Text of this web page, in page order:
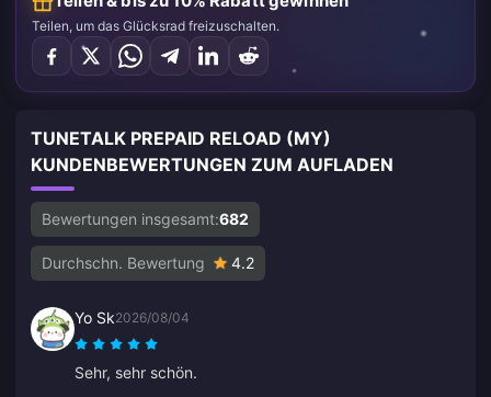
Teilen, um das Glücksrad freizuschalten.
TUNETALK PREPAID RELOAD (MY)
KUNDENBEWERTUNGEN ZUM AUFLADEN
Bewertungen insgesamt:682
Durchschn. Bewertung 4.2
Yo Sk2026/08/04
Sehr, sehr schön.